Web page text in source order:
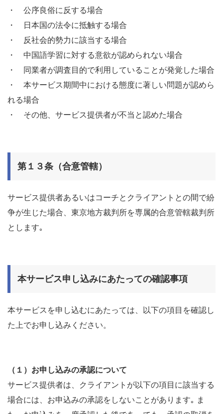
・ 公序良俗に反する場合
・ 日本国の法令に抵触する場合
・ 反社会的勢力に該当する場合
・ 中国語学習に対する意欲が認められない場合
・ 同業者が調査目的で利用していることが発覚した場合
・ 本サービス期間中における態度に著しい問題が認めら
れる場合
・ その他、サービス提供者が不当と認めた場合
第１３条（合意管轄）
サービス提供者あるいはコーチとクライアントとの間で紛
争が生じた場合、東京地方裁判所を専属的合意管轄裁判所
とします｡
本サービス申し込みにあたっての確認事項
本サービスを申し込むにあたっては、以下の項目を確認し
た上でお申し込みください。
（１）お申し込みの承認について
サービス提供者は、クライアントが以下の項目に該当する
場合には、お申込みの承認をしないことがあります｡ ま